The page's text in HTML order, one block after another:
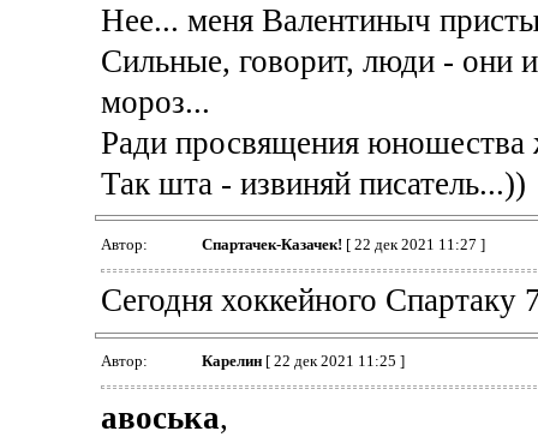
Нее... меня Валентиныч
Сильные, говорит, люди - они
мороз...
Ради просвящения юношества
Так шта - извиняй писатель...))
Автор: Спартачек-Казачек! [ 22 дек 2021 11:27 ]
Сегодня хоккейного Спартаку
Автор: Карелин[ 22 дек 2021 11:25 ]
авоська,